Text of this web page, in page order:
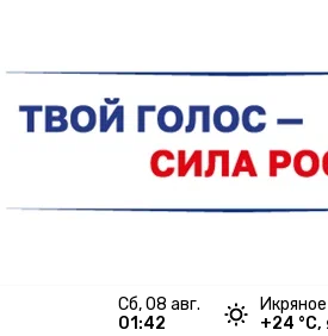
сб, 08 авг.
01:42
Икряное
+24 °С,